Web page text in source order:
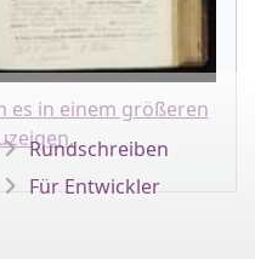
es in einem größeren
Rundschreiben
Für Entwickler